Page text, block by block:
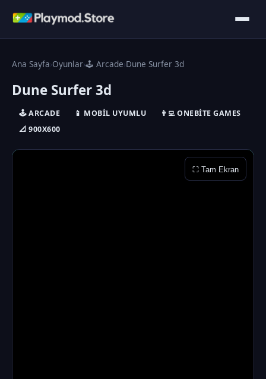
Ana Sayfa›Oyunlar›🕹️ Arcade›Dune Surfer 3d
Dune Surfer 3d
🕹️ ARCADE 📱 MOBIL UYUMLU
👨‍💻 ONEBITE GAMES
📐 900X600
⛶ Tam Ekran